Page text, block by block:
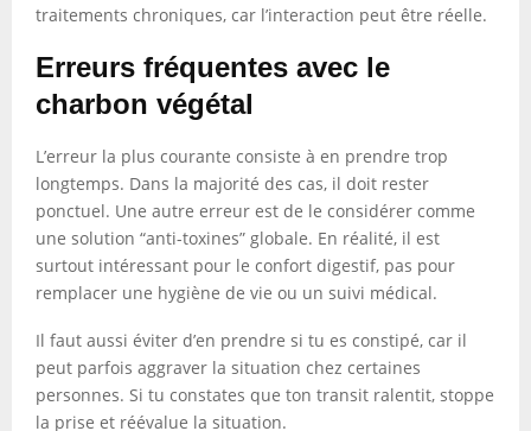
traitements chroniques, car l’interaction peut être réelle.
Erreurs fréquentes avec le
charbon végétal
L’erreur la plus courante consiste à en prendre trop
longtemps. Dans la majorité des cas, il doit rester
ponctuel. Une autre erreur est de le considérer comme
une solution “anti-toxines” globale. En réalité, il est
surtout intéressant pour le confort digestif, pas pour
remplacer une hygiène de vie ou un suivi médical.
Il faut aussi éviter d’en prendre si tu es constipé, car il
peut parfois aggraver la situation chez certaines
personnes. Si tu constates que ton transit ralentit, stoppe
la prise et réévalue la situation.